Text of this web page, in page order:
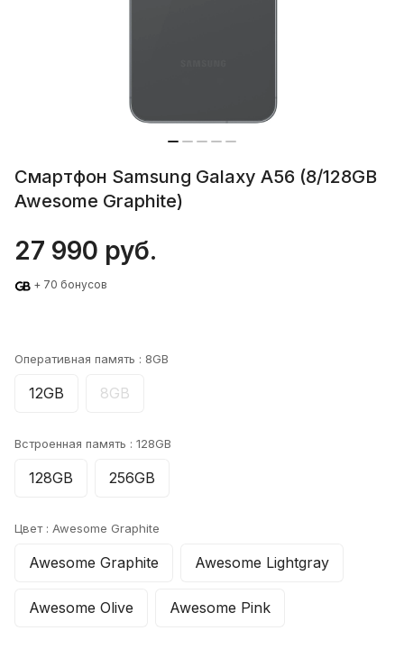
Смартфон Samsung Galaxy A56 (8/128GB
Awesome Graphite)
27 990 руб.
+ 70 бонусов
Оперативная память : 8GB
12GB 8GB
Встроенная память : 128GB
128GB 256GB
Цвет : Awesome Graphite
Awesome Graphite Awesome Lightgray
Awesome Olive Awesome Pink